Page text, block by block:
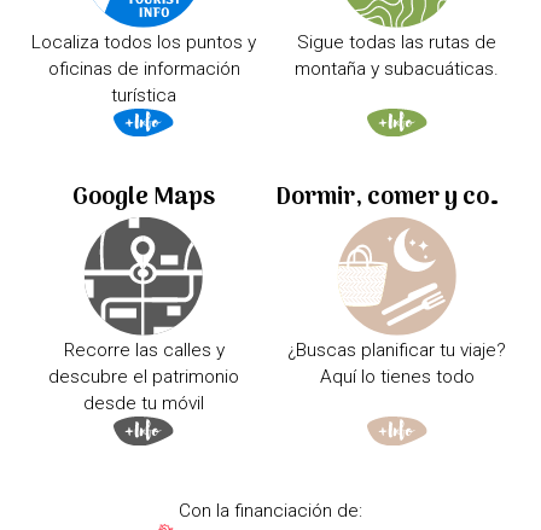
Localiza todos los puntos y
oficinas de información
turística
Sigue todas las rutas de
montaña y subacuáticas.
Google Maps
Recorre las calles y
descubre el patrimonio
desde tu móvil
Dormir, comer y comprar
¿Buscas planificar tu viaje?
Aquí lo tienes todo
Con la financiación de: